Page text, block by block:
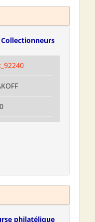
Collectionneurs
philatélique